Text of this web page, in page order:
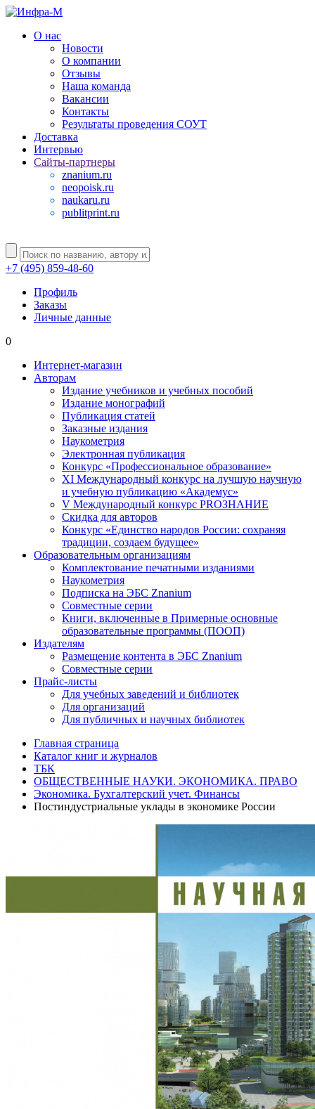
О нас
Новости
О компании
Отзывы
Наша команда
Вакансии
Контакты
Результаты проведения СОУТ
Доставка
Интервью
Сайты-партнеры
znanium.ru
neopoisk.ru
naukaru.ru
publitprint.ru
+7 (495) 859-48-60
Профиль
Заказы
Личные данные
0
Интернет-магазин
Авторам
Издание учебников и учебных пособий
Издание монографий
Публикация статей
Заказные издания
Наукометрия
Электронная публикация
Конкурс «Профессиональное образование»
XI Международный конкурс на лучшую научную
и учебную публикацию «Академус»
V Международный конкурс PROЗНАНИЕ
Скидка для авторов
Конкурс «Единство народов России: сохраняя
традиции, создаем будущее»
Образовательным организациям
Комплектование печатными изданиями
Наукометрия
Подписка на ЭБС Znanium
Совместные серии
Книги, включенные в Примерные основные
образовательные программы (ПООП)
Издателям
Размещение контента в ЭБС Znanium
Совместные серии
Прайс-листы
Для учебных заведений и библиотек
Для организаций
Для публичных и научных библиотек
Главная страница
Каталог книг и журналов
ТБК
ОБЩЕСТВЕННЫЕ НАУКИ. ЭКОНОМИКА. ПРАВО
Экономика. Бухгалтерский учет. Финансы
Постиндустриальные уклады в экономике России